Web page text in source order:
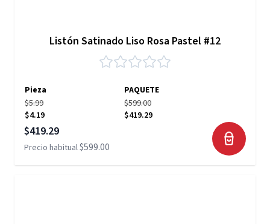
Listón Satinado Liso Rosa Pastel #12
Pieza
PAQUETE
$5.99
$4.19
$599.00
$419.29
Precio especial
$419.29
Precio habitual$599.00